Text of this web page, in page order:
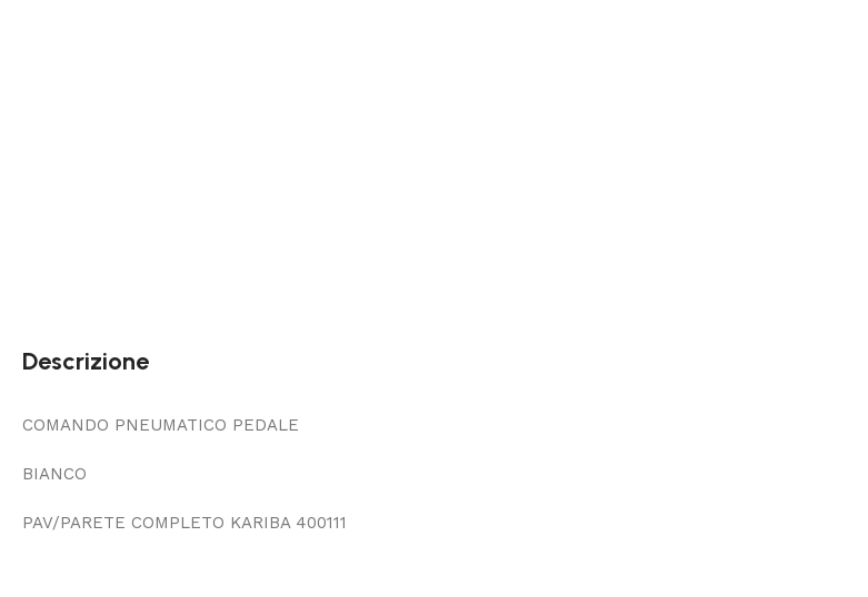
Descrizione
COMANDO PNEUMATICO PEDALE
BIANCO
PAV/PARETE COMPLETO KARIBA 400111